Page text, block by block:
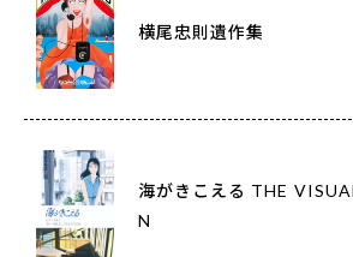
横尾忠則遺作集
海がきこえる THE
N